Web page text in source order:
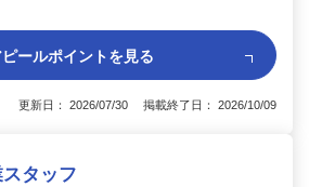
ールポイントを見る
更新日： 2026/07/30 掲載終了日： 2026/10/09
タッフ